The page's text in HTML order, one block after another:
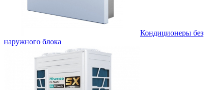
Кондиционеры без
наружного блока